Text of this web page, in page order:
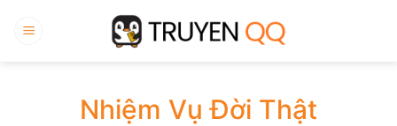
qua
Nhiệm Vụ Đời Thật